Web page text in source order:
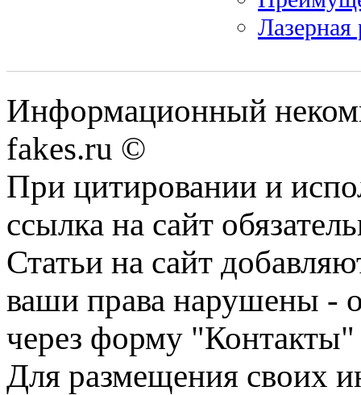
Лазерная
Информационный
fakes.ru ©
При цитировании и
ссылка на сайт
Статьи на сайт
ваши права нарушены -
через форму "Контакты"
Для размещения своих